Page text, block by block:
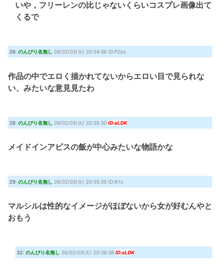
いや，フリーレンの比じゃないくらいコスプレ画像出て
くるで
26: のんびり名無し 26/02/03(火) 20:34:36 ID:PZos
作品の中でエロく描かれてないからエロい目で見られな
い、みたいな意見見たわ
28: のんびり名無し 26/02/03(火) 20:35:30 ID:aLDK
メイドインアビスの飯が中心みたいな物語かな
29: のんびり名無し 26/02/03(火) 20:35:35 ID:lh1c
マルシルは性的なイメージがほぼないから女が好むんやと
おもう
32: のんびり名無し 26/02/03(火) 20:36:38 ID:aLDK